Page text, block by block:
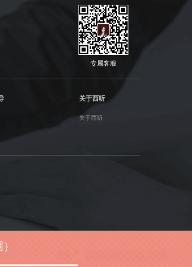
专属客服
关于西听
关于西听